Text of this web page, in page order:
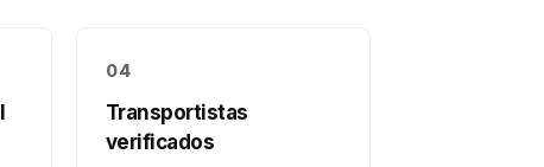
04
Transportistas
verificados